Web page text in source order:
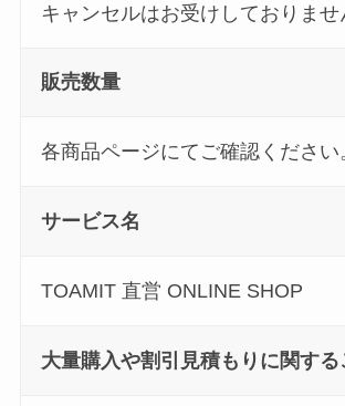
キャンセルはお受けしておりませ
販売数量
各商品ページにてご確認ください
サービス名
TOAMIT 直営 ONLINE SHOP
大量購入や割引見積もりに関する